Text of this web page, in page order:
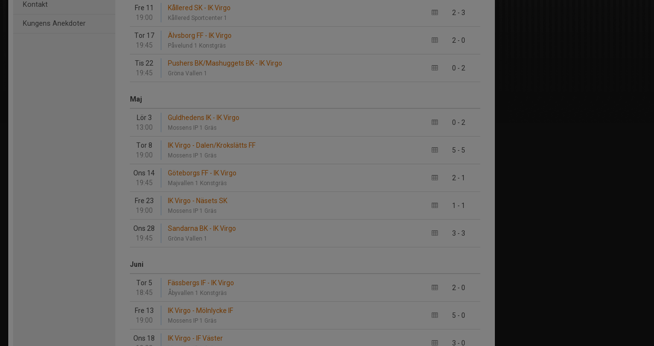
Kontakt
Kungens Anekdoter
Fre 11
19:00
2 - 3
Kållered SK - IK Virgo
Kållered Sportcenter 1
Tor 17
19:45
2 - 0
Älvsborg FF - IK Virgo
Påvelund 1 Konstgräs
Tis 22
19:45
0 - 2
Pushers BK/Mashuggets BK - IK Virgo
Gröna Vallen 1
Maj
Lör 3
13:00
0 - 2
Guldhedens IK - IK Virgo
Mossens IP 1 Gräs
Tor 8
19:00
5 - 5
IK Virgo - Dalen/Krokslätts FF
Mossens IP 1 Gräs
Ons 14
19:45
2 - 1
Göteborgs FF - IK Virgo
Majvallen 1 Konstgräs
Fre 23
19:00
1 - 1
IK Virgo - Näsets SK
Mossens IP 1 Gräs
Ons 28
19:45
3 - 3
Sandarna BK - IK Virgo
Gröna Vallen 1
Juni
Tor 5
18:45
2 - 0
Fässbergs IF - IK Virgo
Åbyvallen 1 Konstgräs
Fre 13
19:00
5 - 0
IK Virgo - Mölnlycke IF
Mossens IP 1 Gräs
Ons 18
3 - 0
IK Virgo - IF Väster